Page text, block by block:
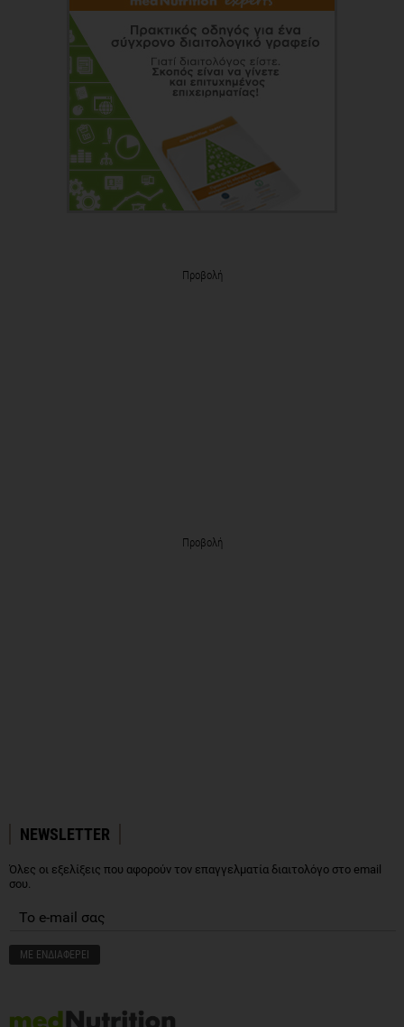
Προβολή
Προβολή
NEWSLETTER
Όλες οι εξελίξεις που αφορούν τον επαγγελματία διαιτολόγο στο email
σου.